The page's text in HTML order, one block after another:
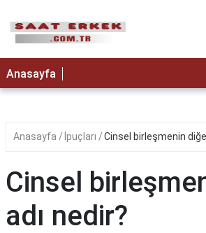
Anasayfa
Anasayfa İpuçları Cinsel birleşmenin
Cinsel
adı nedir?